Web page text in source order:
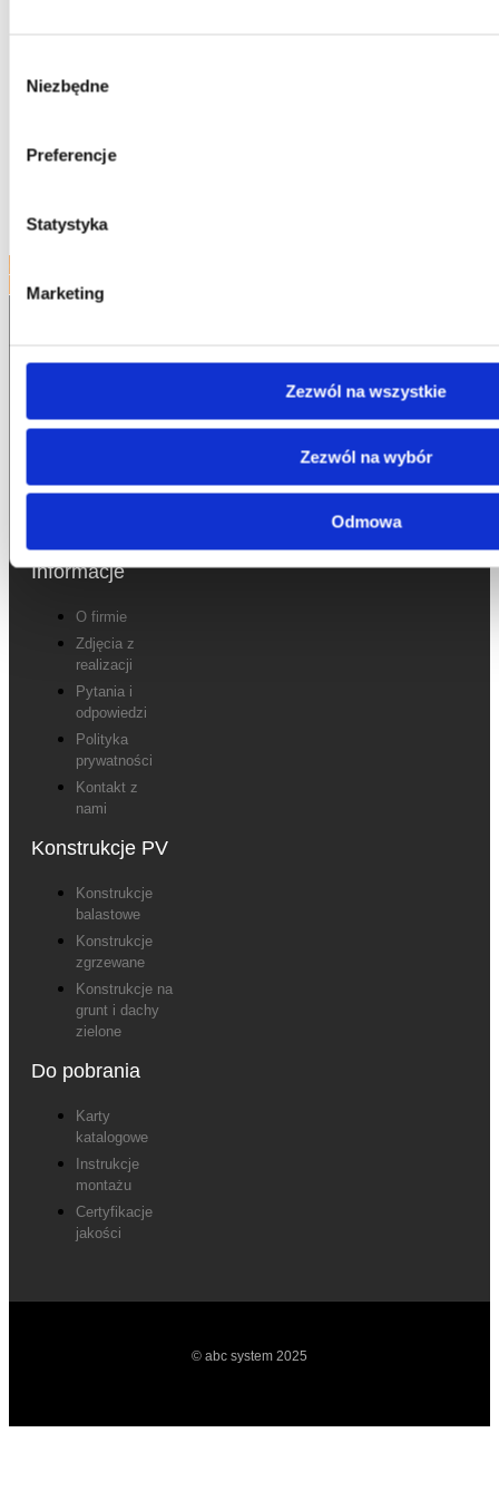
Selection
Niezbędne
Preferencje
Statystyka
Marketing
Zezwól na wszystkie
Zezwól na wybór
Odmowa
Kąt nachylenia modułów
odległość modułu od powierzchni ziemi
pozostałe systemy
Innowacyjna konstrukcja do montażu modułów
dostosowana do każdego rozmiaru i typu modułu na rynku.
Facebook-f Instagram LinkedinYoutube Envelope
Informacje
O firmie
Zdjęcia z
realizacji
Pytania i
odpowiedzi
Polityka
prywatności
Kontakt z
nami
Konstrukcje PV
Konstrukcje
balastowe
Konstrukcje
zgrzewane
Konstrukcje na
grunt i dachy
zielone
Do pobrania
Karty
katalogowe
Instrukcje
montażu
Certyfikacje
jakości
© abc system 2025